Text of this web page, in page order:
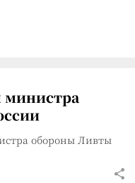
министра
обороны Ливты